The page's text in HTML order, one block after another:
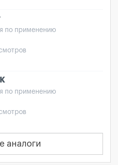
по применению
по применению
аналоги